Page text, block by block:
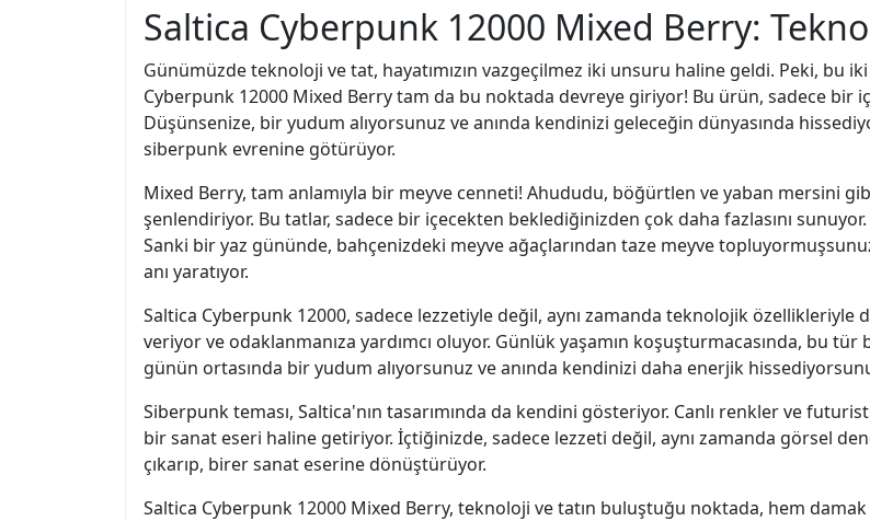
Saltica Cyberpunk 12000 Mixed Berry:
Günümüzde teknoloji ve tat, hayatımızın vazgeçilmez iki unsuru haline geldi. Peki, bu
Cyberpunk 12000 Mixed Berry tam da bu noktada devreye giriyor! Bu ürün, sadece bir
Düşünsenize, bir yudum alıyorsunuz ve anında kendinizi geleceğin dünyasında
siberpunk evrenine götürüyor.
Mixed Berry, tam anlamıyla bir meyve cenneti! Ahududu, böğürtlen ve yaban mersini
şenlendiriyor. Bu tatlar, sadece bir içecekten beklediğinizden çok daha fazlasını
Sanki bir yaz gününde, bahçenizdeki meyve ağaçlarından taze meyve
anı yaratıyor.
Saltica Cyberpunk 12000, sadece lezzetiyle değil, aynı zamanda teknolojik
veriyor ve odaklanmanıza yardımcı oluyor. Günlük yaşamın koşuşturmacasında, bu
günün ortasında bir yudum alıyorsunuz ve anında kendinizi daha enerjik
Siberpunk teması, Saltica'nın tasarımında da kendini gösteriyor. Canlı renkler ve
bir sanat eseri haline getiriyor. İçtiğinizde, sadece lezzeti değil, aynı zamanda görsel
çıkarıp, birer sanat eserine dönüştürüyor.
Saltica Cyberpunk 12000 Mixed Berry, teknoloji ve tatın buluştuğu noktada, hem